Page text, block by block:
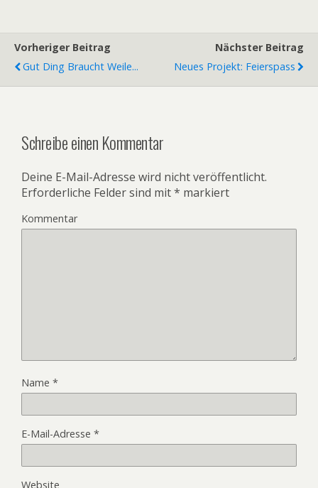
Vorheriger Beitrag
Gut Ding Braucht Weile...
Nächster Beitrag
Neues Projekt: Feierspass
Schreibe einen Kommentar
Deine E-Mail-Adresse wird nicht veröffentlicht.
Erforderliche Felder sind mit* markiert
Kommentar
Name *
E-Mail-Adresse *
Website